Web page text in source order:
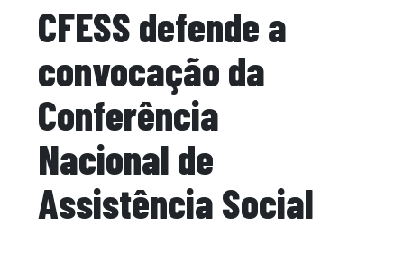
CFESS defende a
convocação da
Conferência
Nacional de
Assistência Social